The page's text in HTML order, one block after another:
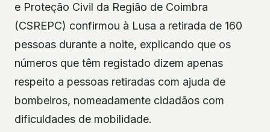
e Proteção Civil da Região de Coimbra
(CSREPC) confirmou à Lusa a retirada de 160
pessoas durante a noite, explicando que os
números que têm registado dizem apenas
respeito a pessoas retiradas com ajuda de
bombeiros, nomeadamente cidadãos com
dificuldades de mobilidade.